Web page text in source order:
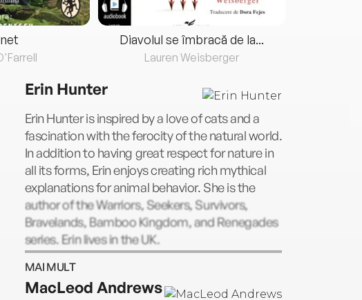
Diavolul se îmbracă de la...
Lauren Weisberger
Erin Hunter
Erin Hunter is inspired by a love of cats and a
fascination with the ferocity of the natural world.
In addition to having great respect for nature in
all its forms, Erin enjoys creating rich mythical
explanations for animal behavior. She is the
author of the Warriors, Seekers, Survivors,
Bravelands, Bamboo Kingdom, and Renegades
series. Erin lives in the UK.
MAI MULT
MacLeod Andrews